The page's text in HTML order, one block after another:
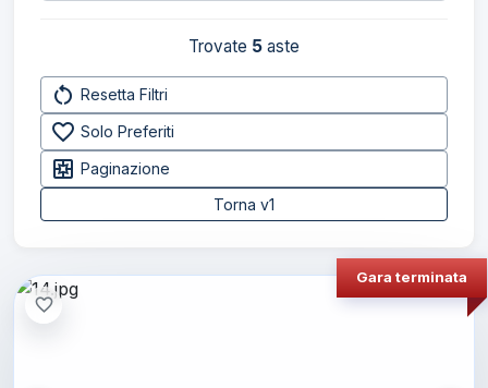
Trovate 5 aste
restart_alt Resetta Filtri
favorite_border Solo Preferiti
pages Paginazione
Torna v1
Gara terminata
favorite_border